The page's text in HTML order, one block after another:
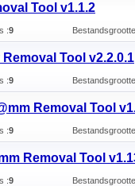
Tool v1.1.2
:9
Tool v2.2.0.1
:9
Removal Tool
:9
Removal Tool
:9